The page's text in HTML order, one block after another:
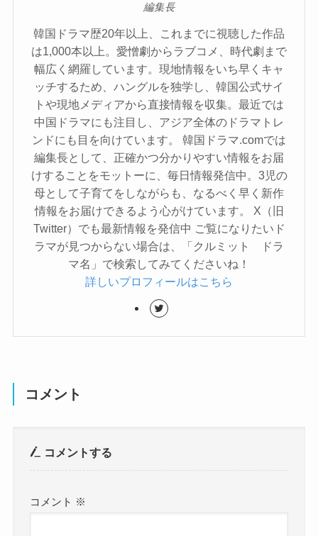
編集長
韓国ドラマ歴20年以上、これまでに視聴した作品
は1,000本以上。愛憎劇からラブコメ、時代劇まで
幅広く網羅しています。現地情報をいち早くキャ
ッチするため、ハングルを独学し、韓国公式サイ
トや現地メディアから直接情報を収集。最近では
中国ドラマにも注目し、アジア全体のドラマトレ
ンドにも目を向けています。 韓国ドラマ.comでは
編集長として、正確かつ分かりやすい情報をお届
けすることをモットーに、毎日情報発信中。3児の
母として子育てをしながらも、なるべく早く新作
情報をお届けできるよう心がけています。 X（旧
Twitter）でも最新情報を発信中 ご覧になりたいド
ラマが見つからない場合は、「クルミット ドラ
マ名」で検索してみてくださいね！
詳しいプロフィールはこちら
コメント
コメントする
コメント ※